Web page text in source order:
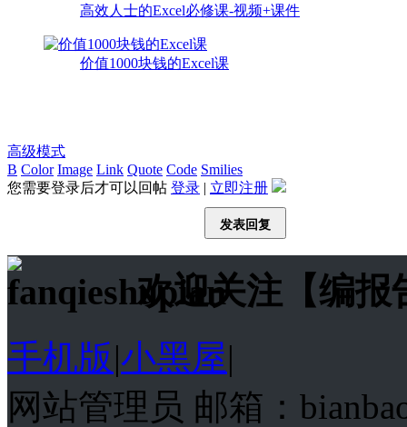
高效人士的Excel必修课-视频+课件
价值1000块钱的Excel课
高级模式
B Color Image Link Quote Code Smilies
您需要登录后才可以回帖 登录 | 立即注册
发表回复
欢迎关注【编报
手机版|小黑屋|
网站管理员 邮箱：